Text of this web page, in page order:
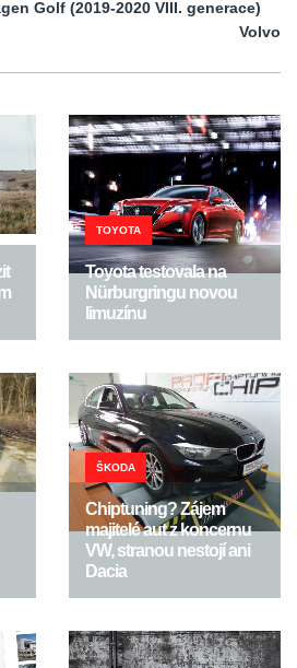
Golf (2019-2020 VIII. generace)
Volvo
TOYOTA
Toyota testovala na
Nürburgringu novou
limuzínu
ŠKODA
Chiptuning? Zájem
majitelé aut z koncernu
VW, stranou nestojí ani
Dacia